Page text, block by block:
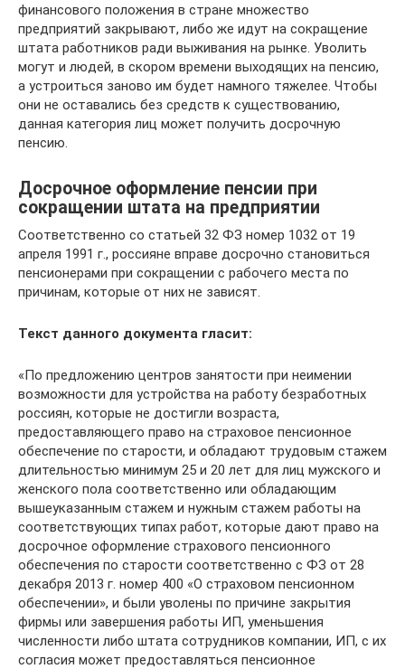
финансового положения в стране множество
предприятий закрывают, либо же идут на сокращение
штата работников ради выживания на рынке. Уволить
могут и людей, в скором времени выходящих на пенсию,
а устроиться заново им будет намного тяжелее. Чтобы
они не оставались без средств к существованию,
данная категория лиц может получить досрочную
пенсию.
Досрочное оформление пенсии при
сокращении штата на предприятии
Соответственно со статьей 32 ФЗ номер 1032 от 19
апреля 1991 г., россияне вправе досрочно становиться
пенсионерами при сокращении с рабочего места по
причинам, которые от них не зависят.
Текст данного документа гласит:
«По предложению центров занятости при неимении
возможности для устройства на работу безработных
россиян, которые не достигли возраста,
предоставляющего право на страховое пенсионное
обеспечение по старости, и обладают трудовым стажем
длительностью минимум 25 и 20 лет для лиц мужского и
женского пола соответственно или обладающим
вышеуказанным стажем и нужным стажем работы на
соответствующих типах работ, которые дают право на
досрочное оформление страхового пенсионного
обеспечения по старости соответственно с ФЗ от 28
декабря 2013 г. номер 400 «О страховом пенсионном
обеспечении», и были уволены по причине закрытия
фирмы или завершения работы ИП, уменьшения
численности либо штата сотрудников компании, ИП, с их
согласия может предоставляться пенсионное